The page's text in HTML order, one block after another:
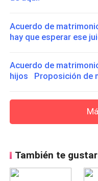
Acuerdo de
hay que esperar ese
Acuerdo de
hijos Proposición de
También te